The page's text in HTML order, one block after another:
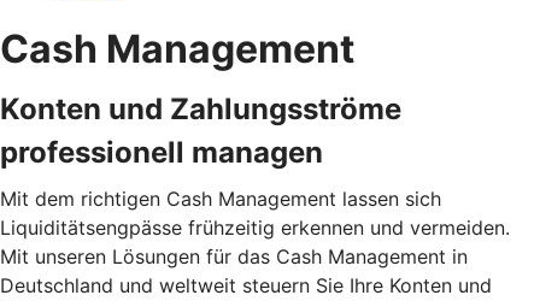
Cash Management
Konten und Zahlungsströme
professionell managen
Mit dem richtigen Cash Management lassen sich
Liquiditätsengpässe frühzeitig erkennen und vermeiden.
Mit unseren Lösungen für das Cash Management in
Deutschland und weltweit steuern Sie Ihre Konten und